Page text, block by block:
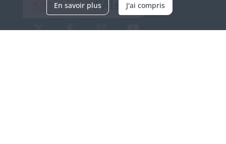
En savoir plus J'ai compris